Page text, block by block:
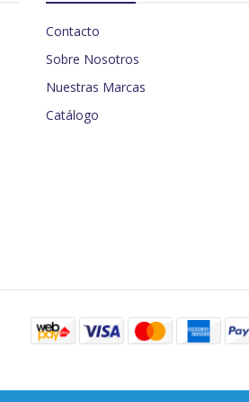
Contacto
Sobre Nosotros
Nuestras Marcas
Catálogo